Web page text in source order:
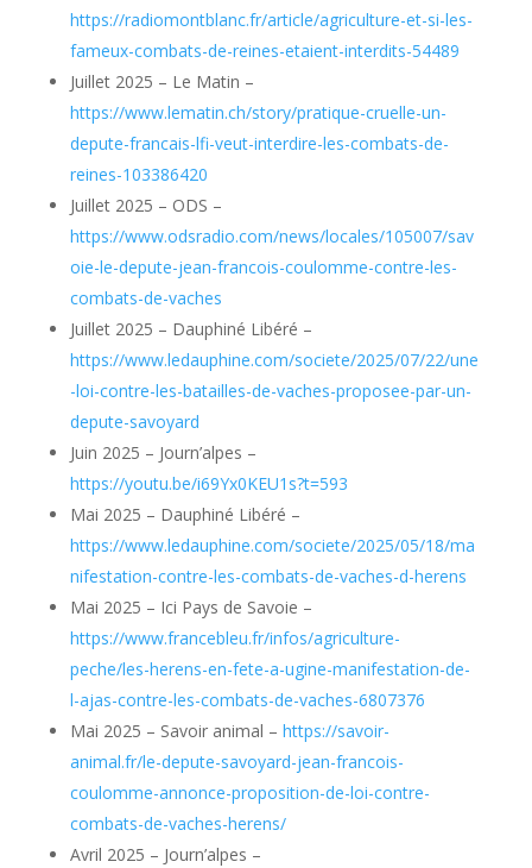
https://radiomontblanc.fr/article/agriculture-et-si-les-
fameux-combats-de-reines-etaient-interdits-54489
Juillet 2025 – Le Matin –
https://www.lematin.ch/story/pratique-cruelle-un-
depute-francais-lfi-veut-interdire-les-combats-de-
reines-103386420
Juillet 2025 – ODS –
https://www.odsradio.com/news/locales/105007/sav
oie-le-depute-jean-francois-coulomme-contre-les-
combats-de-vaches
Juillet 2025 – Dauphiné Libéré –
https://www.ledauphine.com/societe/2025/07/22/une
-loi-contre-les-batailles-de-vaches-proposee-par-un-
depute-savoyard
Juin 2025 – Journ’alpes –
https://youtu.be/i69Yx0KEU1s?t=593
Mai 2025 – Dauphiné Libéré –
https://www.ledauphine.com/societe/2025/05/18/ma
nifestation-contre-les-combats-de-vaches-d-herens
Mai 2025 – Ici Pays de Savoie –
https://www.francebleu.fr/infos/agriculture-
peche/les-herens-en-fete-a-ugine-manifestation-de-
l-ajas-contre-les-combats-de-vaches-6807376
Mai 2025 – Savoir animal – https://savoir-
animal.fr/le-depute-savoyard-jean-francois-
coulomme-annonce-proposition-de-loi-contre-
combats-de-vaches-herens/
Avril 2025 – Journ’alpes –